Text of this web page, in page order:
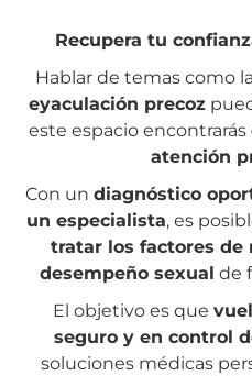
Recupera tu
Hablar de temas como la
eyaculación precoz
este espacio encontrarás
atención
Con un diagnóstico
un especialista, es
tratar los factores de
desempeño sexual de
El objetivo es que
seguro y en control
soluciones médicas